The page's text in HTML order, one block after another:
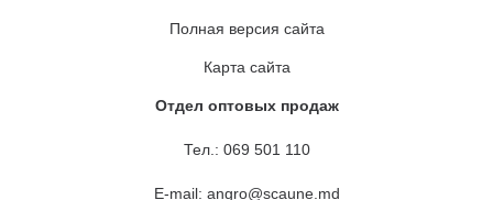
Полная версия сайта
Карта сайта
Отдел оптовых продаж
Тел.: 069 501 110
E-mail: angro@scaune.md